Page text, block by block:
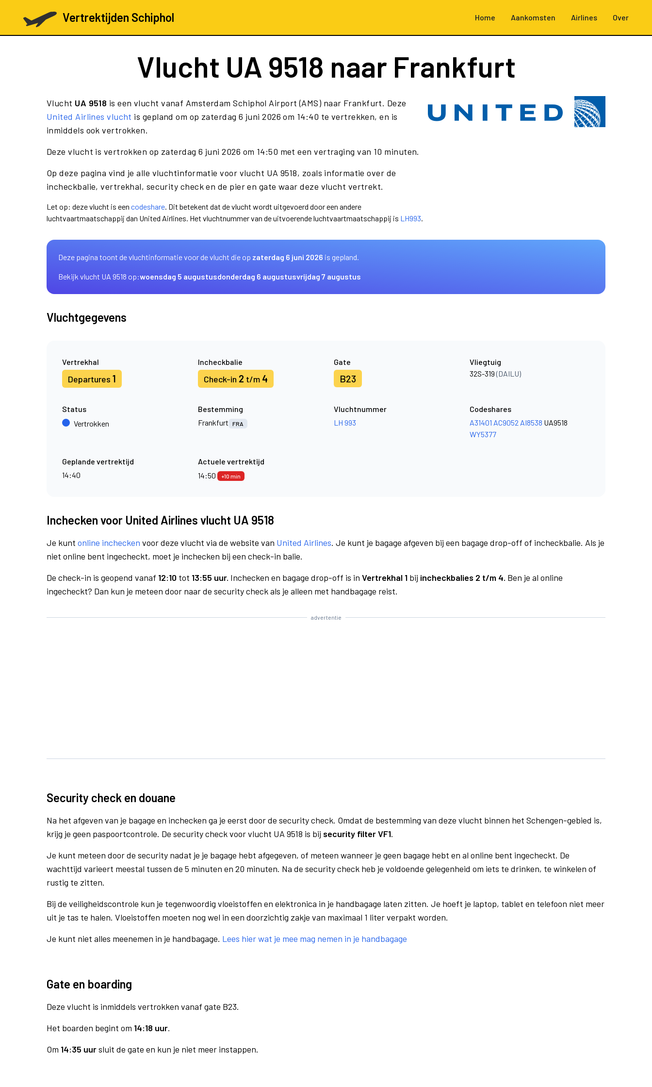
Vertrektijden Schiphol Home Aankomsten Airlines Over
Vlucht UA 9518 naar Frankfurt
Vlucht UA 9518 is een vlucht vanaf Amsterdam Schiphol Airport (AMS) naar Frankfurt. Deze
United Airlines vlucht is gepland om op zaterdag 6 juni 2026 om 14:40 te vertrekken, en is
inmiddels ook vertrokken.
Deze vlucht is vertrokken op zaterdag 6 juni 2026 om 14:50 met een vertraging van 10 minuten.
Op deze pagina vind je alle vluchtinformatie voor vlucht UA 9518, zoals informatie over de
incheckbalie, vertrekhal, security check en de pier en gate waar deze vlucht vertrekt.
Let op: deze vlucht is een codeshare. Dit betekent dat de vlucht wordt uitgevoerd door een andere
luchtvaartmaatschappij dan United Airlines. Het vluchtnummer van de uitvoerende luchtvaartmaatschappij is LH993.
Deze pagina toont de vluchtinformatie voor de vlucht die op zaterdag 6 juni 2026 is gepland.
Bekijk vlucht UA 9518 op:woensdag 5 augustusdonderdag 6 augustusvrijdag 7 augustus
Vluchtgegevens
Vertrekhal
Departures 1
Incheckbalie
Check-in 2 t/m 4
Gate
B23
Vliegtuig
32S-319(DAILU)
Status
Vertrokken
Bestemming
Frankfurt
FRA
Vluchtnummer
LH 993
Codeshares
A31401 AC9052 AI8538 UA9518
WY5377
Geplande vertrektijd
14:40
Actuele vertrektijd
14:50
+10 min
Inchecken voor United Airlines vlucht UA 9518
Je kunt online inchecken voor deze vlucht via de website van United Airlines. Je kunt je bagage afgeven bij een bagage drop-off of incheckbalie. Als je
niet online bent ingecheckt, moet je inchecken bij een check-in balie.
De check-in is geopend vanaf 12:10 tot 13:55 uur. Inchecken en bagage drop-off is in Vertrekhal 1 bij incheckbalies 2 t/m 4. Ben je al online
ingecheckt? Dan kun je meteen door naar de security check als je alleen met handbagage reist.
advertentie
Security check en douane
Na het afgeven van je bagage en inchecken ga je eerst door de security check. Omdat de bestemming van deze vlucht binnen het Schengen-gebied is,
krijg je geen paspoortcontrole. De security check voor vlucht UA 9518 is bij security filter VF1.
Je kunt meteen door de security nadat je je bagage hebt afgegeven, of meteen wanneer je geen bagage hebt en al online bent ingecheckt. De
wachttijd varieert meestal tussen de 5 minuten en 20 minuten. Na de security check heb je voldoende gelegenheid om iets te drinken, te winkelen of
rustig te zitten.
Bij de veiligheidscontrole kun je tegenwoordig vloeistoffen en elektronica in je handbagage laten zitten. Je hoeft je laptop, tablet en telefoon niet meer
uit je tas te halen. Vloeistoffen moeten nog wel in een doorzichtig zakje van maximaal 1 liter verpakt worden.
Je kunt niet alles meenemen in je handbagage. Lees hier wat je mee mag nemen in je handbagage
Gate en boarding
Deze vlucht is inmiddels vertrokken vanaf gate B23.
Het boarden begint om 14:18 uur.
Om 14:35 uursluit de gate en kun je niet meer instappen.